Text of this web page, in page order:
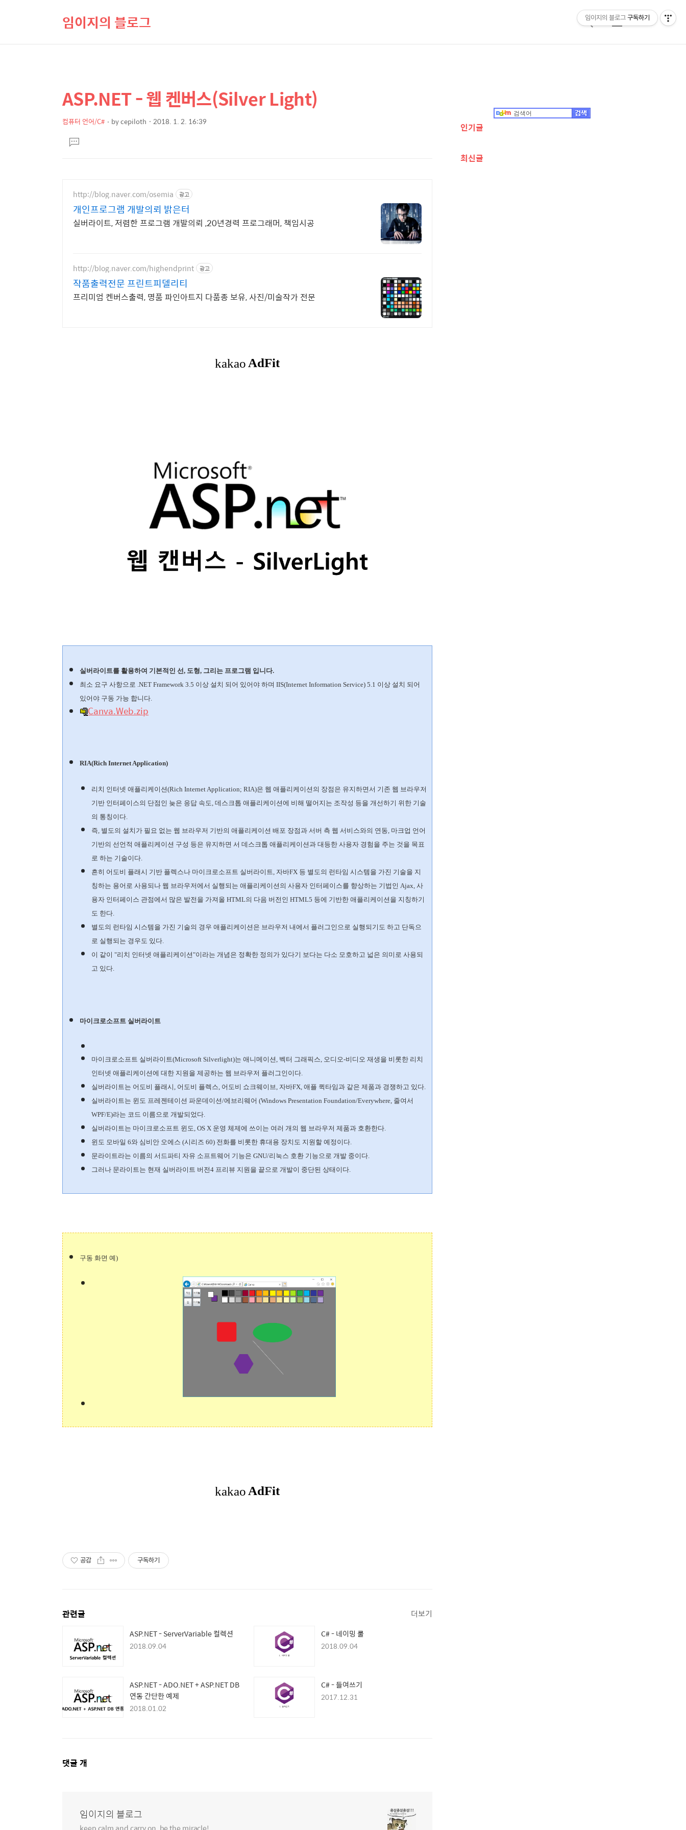
임이지의 블로그
검
메
상
세
컨
텐
본
문
제
ASP.NET - 웹 켄버스(Silver Light)
컴퓨터 언어/C# bycepiloth 2018. 1. 2. 16:39
문댓
글
http://blog.naver.com/osemia 광고
개인프로그램 개발의뢰 밝은터
실버라이트, 저렴한 프로그램 개발의뢰 ,20년경력 프로그래머, 책임시공
http://blog.naver.com/highendprint 광고
작품출력전문 프린트피델리티
프리미엄 켄버스출력, 명품 파인아트지 다품종 보유, 사진/미술작가 전문
실버라이트를 활용하여 기본적인 선, 도형, 그리는 프로그램 입니다.
최소 요구 사항으로 .NET Framework 3.5 이상 설치 되어 있어야 하며 IIS(Internet Information Service) 5.1 이상 설치 되어
있어야 구동 가능 합니다.
Canva.Web.zip
RIA(Rich Internet Application)
리치 인터넷 애플리케이션(Rich Internet Application; RIA)은 웹 애플리케이션의 장점은 유지하면서 기존 웹 브라우저
기반 인터페이스의 단점인 늦은 응답 속도, 데스크톱 애플리케이션에 비해 떨어지는 조작성 등을 개선하기 위한 기술
의 통칭이다.
즉, 별도의 설치가 필요 없는 웹 브라우저 기반의 애플리케이션 배포 장점과 서버 측 웹 서비스와의 연동, 마크업 언어
기반의 선언적 애플리케이션 구성 등은 유지하면 서 데스크톱 애플리케이션과 대등한 사용자 경험을 주는 것을 목표
로 하는 기술이다.
흔히 어도비 플래시 기반 플렉스나 마이크로소프트 실버라이트, 자바FX 등 별도의 런타임 시스템을 가진 기술을 지
칭하는 용어로 사용되나 웹 브라우저에서 실행되는 애플리케이션의 사용자 인터페이스를 향상하는 기법인 Ajax, 사
용자 인터페이스 관점에서 많은 발전을 가져올 HTML의 다음 버전인 HTML5 등에 기반한 애플리케이션을 지칭하기
도 한다.
별도의 런타임 시스템을 가진 기술의 경우 애플리케이션은 브라우저 내에서 플러그인으로 실행되기도 하고 단독으
로 실행되는 경우도 있다.
이 같이 "리치 인터넷 애플리케이션"이라는 개념은 정확한 정의가 있다기 보다는 다소 모호하고 넓은 의미로 사용되
고 있다.
마이크로소프트 실버라이트
마이크로소프트 실버라이트(Microsoft Silverlight)는 애니메이션, 벡터 그래픽스, 오디오-비디오 재생을 비롯한 리치
인터넷 애플리케이션에 대한 지원을 제공하는 웹 브라우저 플러그인이다.
실버라이트는 어도비 플래시, 어도비 플렉스, 어도비 쇼크웨이브, 자바FX, 애플 퀵타임과 같은 제품과 경쟁하고 있다.
실버라이트는 윈도 프레젠테이션 파운데이션/에브리웨어 (Windows Presentation Foundation/Everywhere, 줄여서
WPF/E)라는 코드 이름으로 개발되었다.
실버라이트는 마이크로소프트 윈도, OS X 운영 체제에 쓰이는 여러 개의 웹 브라우저 제품과 호환한다.
윈도 모바일 6와 심비안 오에스 (시리즈 60) 전화를 비롯한 휴대용 장치도 지원할 예정이다.
문라이트라는 이름의 서드파티 자유 소프트웨어 기능은 GNU/리눅스 호환 기능으로 개발 중이다.
그러나 문라이트는 현재 실버라이트 버전4 프리뷰 지원을 끝으로 개발이 중단된 상태이다.
구동 화면 예)
공감 구독하기
관련글 더보기
ASP.NET - ServerVariable 컬렉션
2018.09.04
C# - 네이밍 룰
2018.09.04
ASP.NET - ADO.NET + ASP.NET DB
연동 간단한 예제
2018.01.02
C# - 들여쓰기
2017.12.31
댓
댓글 개
임이지의 블로그
정
인기글
최신글
임이지의 블로그 구독하기